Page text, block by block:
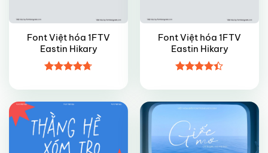
Font Việt hóa 1FTV
Eastin Hikary
hạng4.75
Font Việt hóa 1FTV
Eastin Hikary
hạng4.4